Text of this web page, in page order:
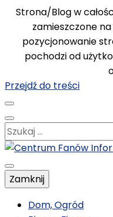
Strona/Blog w
zamieszczone
pozycjonowanie
pochodzi od
Przejdź do treści
Szukaj:
Poznawaj nowe,
Zamknij
Dom, Ogród